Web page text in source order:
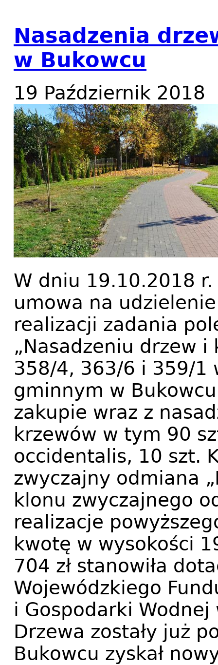
Nasadzenia
w Bukowcu
19 Październik 2018
W dniu 19.10.2018 r.
umowa na
realizacji zadania
„Nasadzeniu drzew i
358/4, 363/6 i 359/1
gminnym w
zakupie wraz z
krzewów w tym 90
occidentalis, 10 szt.
zwyczajny odmiana
klonu zwyczajnego
realizacje
kwotę w wysokości
704 zł stanowiła
Wojewódzkiego
i Gospodarki Wodnej
Drzewa zostały już
Bukowcu zyskał